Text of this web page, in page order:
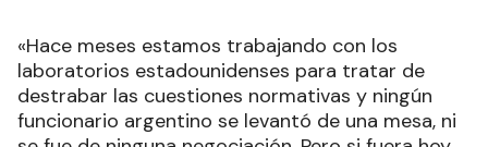
«Hace meses estamos trabajando con los
laboratorios estadounidenses para tratar de
destrabar las cuestiones normativas y ningún
funcionario argentino se levantó de una mesa, ni